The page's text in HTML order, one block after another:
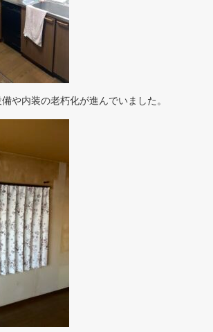
や内装の老朽化が進んでいました。